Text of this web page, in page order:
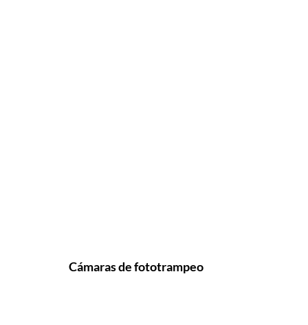
Cámaras de fototrampeo